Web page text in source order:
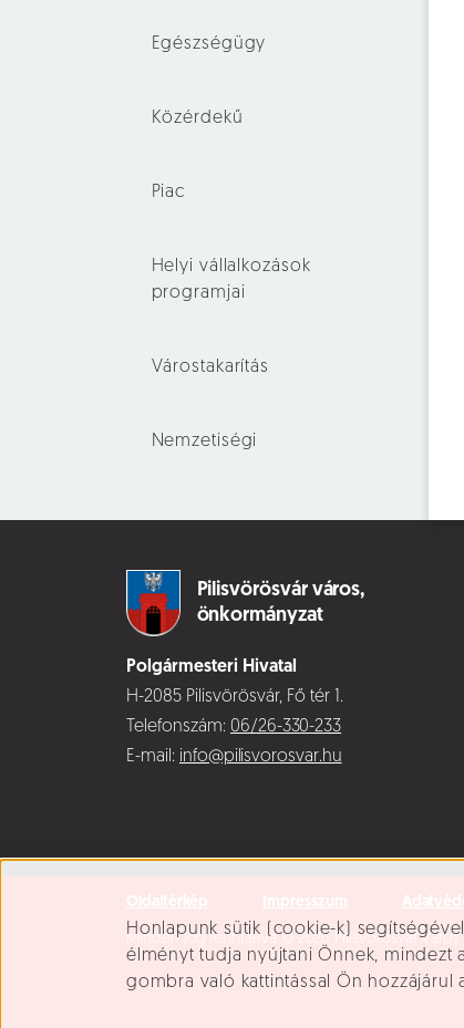
Süti beállítások
Honlapunk sütik (cookie-k)
élményt tudja nyújtani Önnek, mindezt
gombra való kattintással Ön hozzájárul
Egészségügy
Közérdekű
Piac
Helyi vállalkozások
programjai
Várostakarítás
Nemzetiségi
Pilisvörösvár város,
önkormányzat
Polgármesteri Hivatal
H-2085 Pilisvörösvár, Fő tér 1.
Telefonszám: 06/26-330-233
E-mail: info@pilisvorosvar.hu
Minden jog fenntartva © 2026 Pilisvörösvár Város